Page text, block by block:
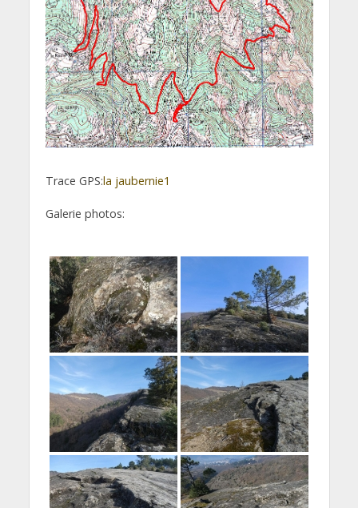
Trace GPS:la jaubernie1
Galerie photos: